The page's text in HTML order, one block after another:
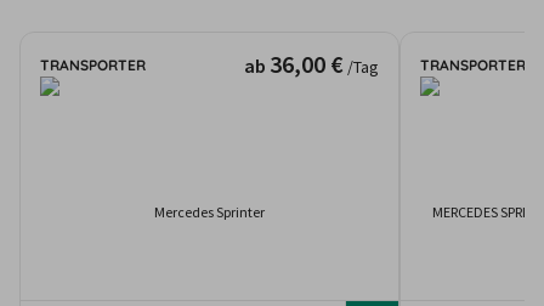
TRANSPORTER ab 36,00 € /Tag
Mercedes Sprinter
TRANSPORTER
MERCEDES